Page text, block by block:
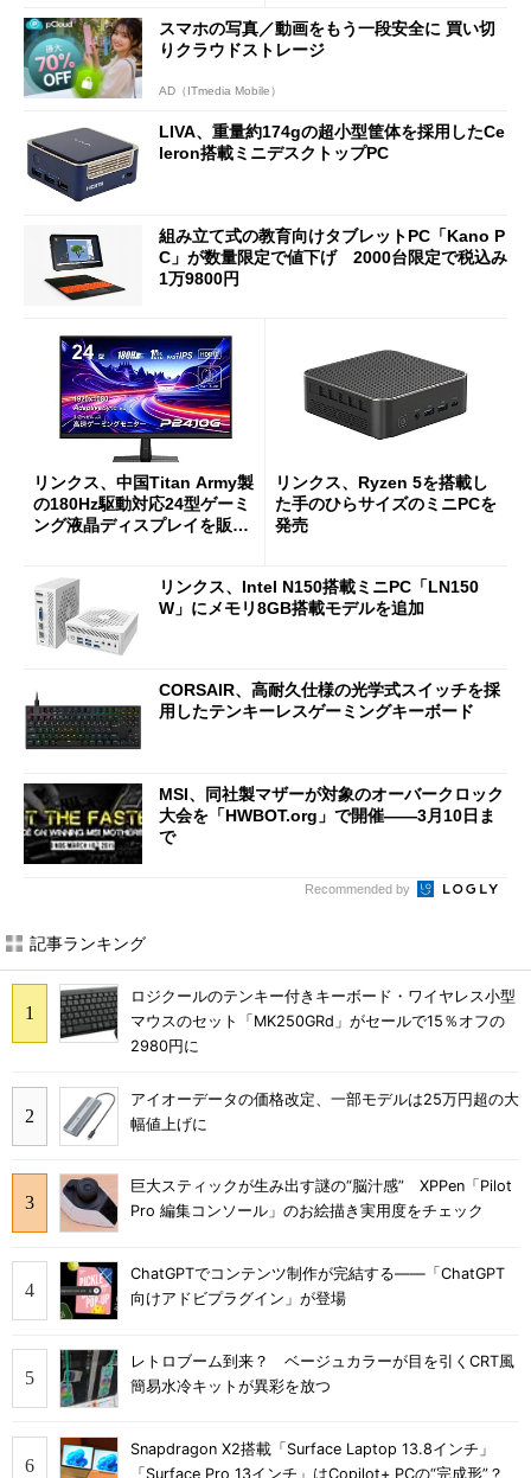
スマホの写真／動画をもう一段安全に 買い切
りクラウドストレージ
AD（ITmedia Mobile）
LIVA、重量約174gの超小型筐体を採用したCe
leron搭載ミニデスクトップPC
組み立て式の教育向けタブレットPC「Kano P
C」が数量限定で値下げ 2000台限定で税込み
1万9800円
リンクス、中国Titan Army製
の180Hz駆動対応24型ゲーミ
ング液晶ディスプレイを販売
リンクス、Ryzen 5を搭載し
た手のひらサイズのミニPCを
発売
リンクス、Intel N150搭載ミニPC「LN150
W」にメモリ8GB搭載モデルを追加
CORSAIR、高耐久仕様の光学式スイッチを採
用したテンキーレスゲーミングキーボード
MSI、同社製マザーが対象のオーバークロック
大会を「HWBOT.org」で開催――3月10日ま
で
Recommended by
記事ランキング
ロジクールのテンキー付きキーボード・ワイヤレス小型
マウスのセット「MK250GRd」がセールで15％オフの
2980円に
アイオーデータの価格改定、一部モデルは25万円超の大
幅値上げに
巨大スティックが生み出す謎の“脳汁感” XPPen「Pilot
Pro 編集コンソール」のお絵描き実用度をチェック
ChatGPTでコンテンツ制作が完結する――「ChatGPT
向けアドビプラグイン」が登場
レトロブーム到来？ ベージュカラーが目を引くCRT風
簡易水冷キットが異彩を放つ
Snapdragon X2搭載「Surface Laptop 13.8インチ」
「Surface Pro 13インチ」はCopilot+ PCの“完成形”？